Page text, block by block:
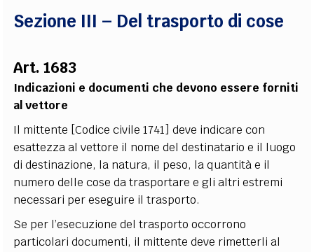
Sezione III – Del trasporto di cose
Art. 1683
Indicazioni e documenti che devono essere forniti
al vettore
Il mittente [Codice civile 1741] deve indicare con
esattezza al vettore il nome del destinatario e il luogo
di destinazione, la natura, il peso, la quantità e il
numero delle cose da trasportare e gli altri estremi
necessari per eseguire il trasporto.
Se per l’esecuzione del trasporto occorrono
particolari documenti, il mittente deve rimetterli al